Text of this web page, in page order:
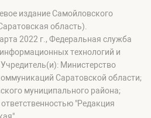
издание Самойловского
область).
2022 г., Федеральная служба
технологий и
Министерство
Саратовской области;
муниципального района;
"Редакция